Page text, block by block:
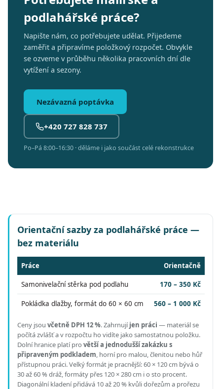
podlahářské práce?
Napište nám, co potřebujete udělat. Přijedeme
zaměřit a připravíme položkový rozpočet. Obvykle
se ozveme v průběhu několika pracovních dní dle
vytížení a sezony.
Nezávazná poptávka
+420 727 828 737
Po–Pá 8:00–16:30 · děláme i jako součást celé rekonstrukce
Orientační sazby za podlahářské práce —
bez materiálu
Práce Orientačně
Samonivelační stěrka pod podlahu 170 – 350 Kč
Pokládka dlažby, formát do 60 × 60 cm 560 – 1 000 Kč
Ceny jsou včetně DPH 12 %.Zahrnujíjen práci — materiál se
počítá zvlášť a v rozpočtu ho vidíte jako samostatnou položku.
Dolní hranice platí pro větší a jednodušší zakázku s
připraveným podkladem, horní pro malou, členitou nebo hůř
přístupnou práci.Velký formát je pracnější: 60 × 120 cm bývá o
30 až 60 % dráž, formáty přes 120 × 280 cm i o sto procent.
Diagonální kladení přidává 10 až 20 % kvůli dořezům a prořezu